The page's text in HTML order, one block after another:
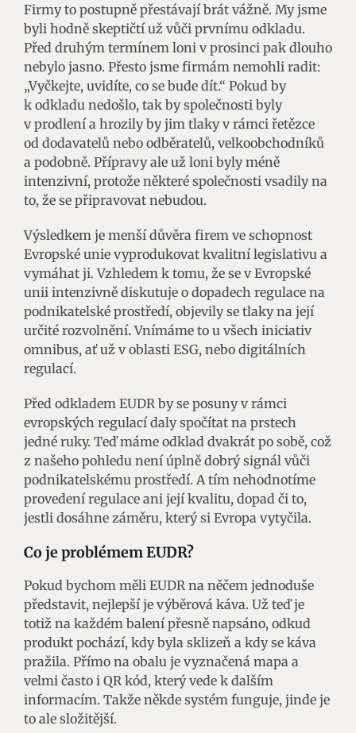
Firmy to postupně přestávají brát vážně. My jsme
byli hodně skeptičtí už vůči prvnímu odkladu.
Před druhým termínem loni v prosinci pak dlouho
nebylo jasno. Přesto jsme firmám nemohli radit:
„Vyčkejte, uvidíte, co se bude dít.“ Pokud by
k odkladu nedošlo, tak by společnosti byly
v prodlení a hrozily by jim tlaky v rámci řetězce
od dodavatelů nebo odběratelů, velkoobchodníků
a podobně. Přípravy ale už loni byly méně
intenzivní, protože některé společnosti vsadily na
to, že se připravovat nebudou.
Výsledkem je menší důvěra firem ve schopnost
Evropské unie vyprodukovat kvalitní legislativu a
vymáhat ji. Vzhledem k tomu, že se v Evropské
unii intenzivně diskutuje o dopadech regulace na
podnikatelské prostředí, objevily se tlaky na její
určité rozvolnění.Vnímáme to u všech iniciativ
omnibus, ať už v oblasti ESG, nebo digitálních
regulací.
Před odkladem EUDR by se posuny v rámci
evropských regulací daly spočítat na prstech
jedné ruky. Teď máme odklad dvakrát po sobě, což
z našeho pohledu není úplně dobrý signál vůči
podnikatelskému prostředí. A tím nehodnotíme
provedení regulace ani její kvalitu, dopad či to,
jestli dosáhne záměru, který si Evropa vytyčila.
Co je problémem EUDR?
Pokud bychom měli EUDR na něčem jednoduše
představit, nejlepší je výběrová káva. Už teď je
totiž na každém balení přesně napsáno, odkud
produkt pochází, kdy byla sklizeň a kdy se káva
pražila. Přímo na obalu je vyznačená mapa a
velmi často i QR kód, který vede k dalším
informacím. Takže někde systém funguje, jinde je
to ale složitější.